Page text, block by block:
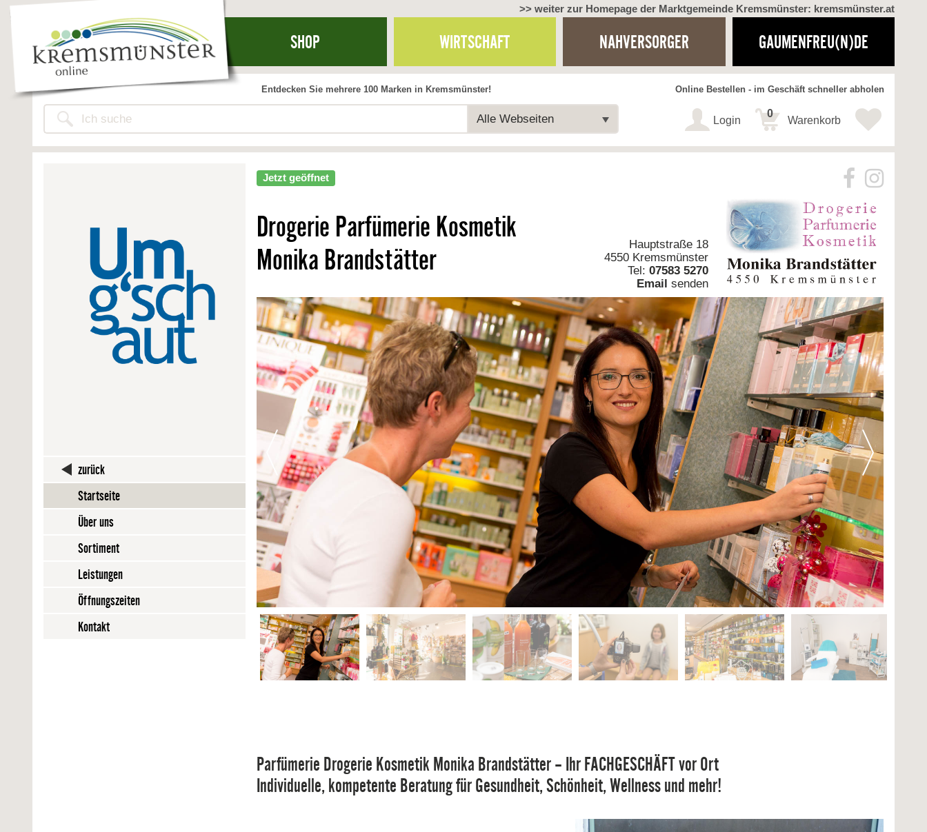
>> weiter zur Homepage der Marktgemeinde Kremsmünster: kremsmünster.at
SHOP WIRTSCHAFT NAHVERSORGER GAUMENFREU(N)DE
Alle Webseiten
Entdecken Sie mehrere 100 Marken in Kremsmünster! Online Bestellen - im Geschäft schneller abholen
Login Warenkorb
0
zurück
Startseite
Über uns
Sortiment
Leistungen
Öffnungszeiten
Kontakt
Jetzt geöffnet
Hauptstraße 18
4550 Kremsmünster
Tel: 07583 5270
Email senden
Drogerie Parfümerie Kosmetik
Monika Brandstätter
Parfümerie Drogerie Kosmetik Monika Brandstätter – Ihr FACHGESCHÄFT vor Ort
Individuelle, kompetente Beratung für Gesundheit, Schönheit, Wellness und mehr!